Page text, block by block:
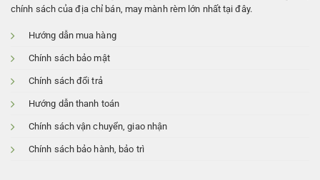
chính sách của địa chỉ bán, may mành rèm lớn nhất tại đây.
Hướng dẫn mua hàng
Chính sách bảo mật
Chính sách đổi trả
Hướng dẫn thanh toán
Chính sách vận chuyển, giao nhận
Chính sách bảo hành, bảo trì